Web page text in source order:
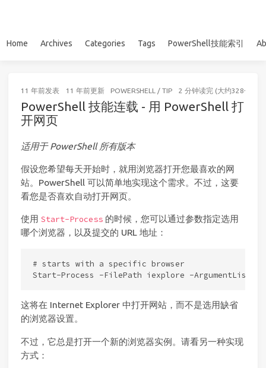
Home Archives Categories Tags PowerShell技能索引
11 年前发表 11 年前更新 POWERSHELL / TIP 2 分钟读完 (大约328个字)
PowerShell 技能连载 - 用 PowerShell 打
开网页
适用于 PowerShell 所有版本
假设您希望每天开始时，就用浏览器打开您最喜欢的网
站。PowerShell 可以简单地实现这个需求。不过，这要
看您是否喜欢自动打开网页。
使用 Start-Process 的时候，您可以通过参数指定选用
哪个浏览器，以及提交的 URL 地址：
# starts with a specific browser
这将在 Internet Explorer 中打开网站，而不是选用缺省
的浏览器设置。
不过，它总是打开一个新的浏览器实例。请看另一种实现
方式：